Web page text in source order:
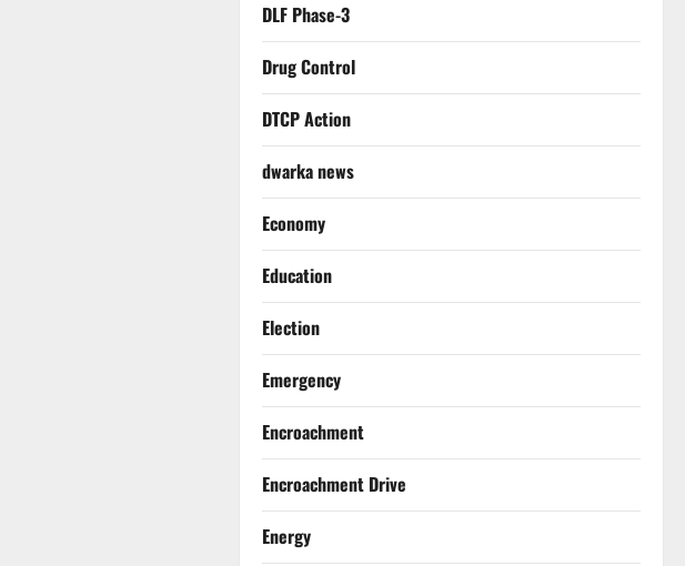
DLF Phase-3
Drug Control
DTCP Action
dwarka news
Economy
Education
Election
Emergency
Encroachment
Encroachment Drive
Energy